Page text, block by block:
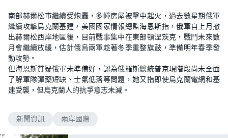
9
2
.
5
1
%
南部赫爾松市繼續受炮轟，多幢房屋被擊中起火，過去數星期俄軍
繼續攻擊烏克蘭基建，美國國家情報總監海恩斯指，俄軍自上月撤
出赫爾松西岸地區後，目前戰事集中在東部頓涅茨克，戰鬥未來數
月會繼續放緩，估計俄烏兩軍趁著冬季重整旗鼓，準備明年春季發
動攻勢。
但海恩斯質疑俄軍未準備好，認為俄羅斯總統普京現階段尚未全面
了解軍隊彈藥短缺、士氣低落等問題，她又指即使烏克蘭電網和基
建受襲，但烏克蘭人的抗爭意志未減。
新聞資訊 兩岸國際